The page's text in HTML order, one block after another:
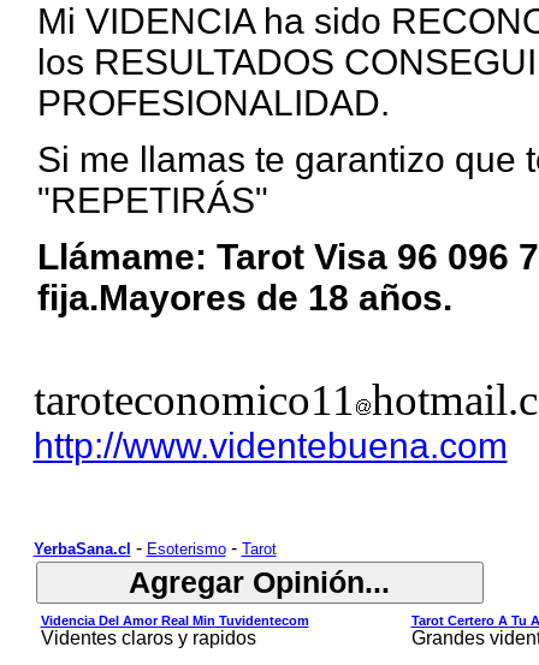
Mi VIDENCIA ha sido
los RESULTADOS
PROFESIONALIDAD.
Si me llamas te garantizo que
"REPETIRÁS"
Llámame: Tarot Visa 96 096
fija.Mayores de 18 años.
taroteconomico11
http://www.videntebuena.com
YerbaSana.cl - Esoterismo- Tarot
Videncia Del Amor Real Min Tuvidentecom
Videntes claros y rapidos
Tarot Certero A Tu
Grandes